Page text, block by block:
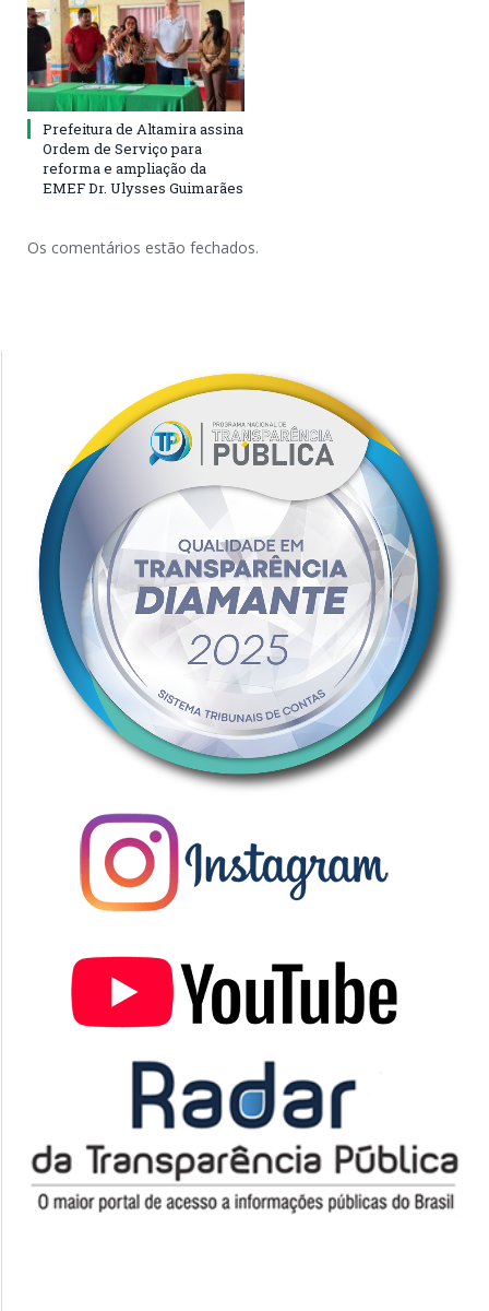
Prefeitura de Altamira assina
Ordem de Serviço para
reforma e ampliação da
EMEF Dr. Ulysses Guimarães
Os comentários estão fechados.